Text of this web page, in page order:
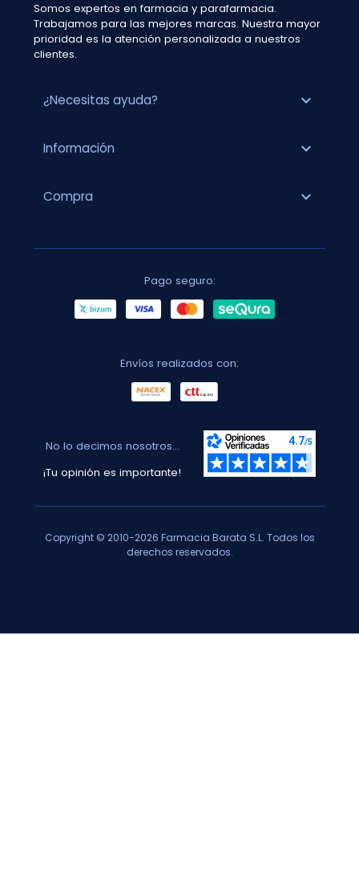
Somos expertos en farmacia y parafarmacia.
Trabajamos para las mejores marcas. Nuestra mayor
prioridad es la atención personalizada a nuestros
clientes.
¿Necesitas ayuda? expand_more
Información expand_more
Compra expand_more
Pago seguro:
Envíos realizados con:
No lo decimos nosotros...
¡Tu opinión es importante!
Copyright © 2010-2026 Farmacia Barata S.L. Todos los
derechos reservados.